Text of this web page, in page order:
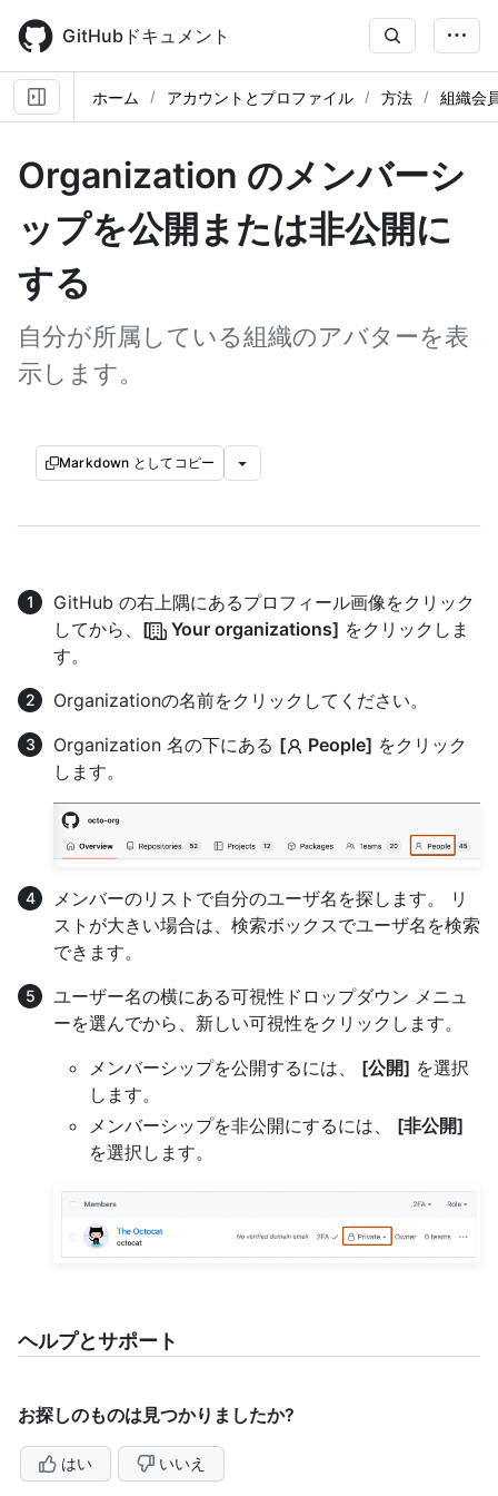
main
content
GitHubドキュメント
ホーム アカウントとプロファイル 方法 組織会
Organization のメンバーシ
ップを公開または非公開に
する
自分が所属している組織のアバターを表
示します。
Markdown としてコピー
GitHub の右上隅にあるプロフィール画像をクリック
してから、 [ Your organizations] をクリックしま
す。
Organizationの名前をクリックしてください。
Organization 名の下にある [ People] をクリック
します。
メンバーのリストで自分のユーザ名を探します。 リ
ストが大きい場合は、検索ボックスでユーザ名を検索
できます。
ユーザー名の横にある可視性ドロップダウン メニュ
ーを選んでから、新しい可視性をクリックします。
メンバーシップを公開するには、 [公開] を選択
します。
メンバーシップを非公開にするには、 [非公開]
を選択します。
ヘルプとサポート
お探しのものは見つかりましたか?
はい いいえ